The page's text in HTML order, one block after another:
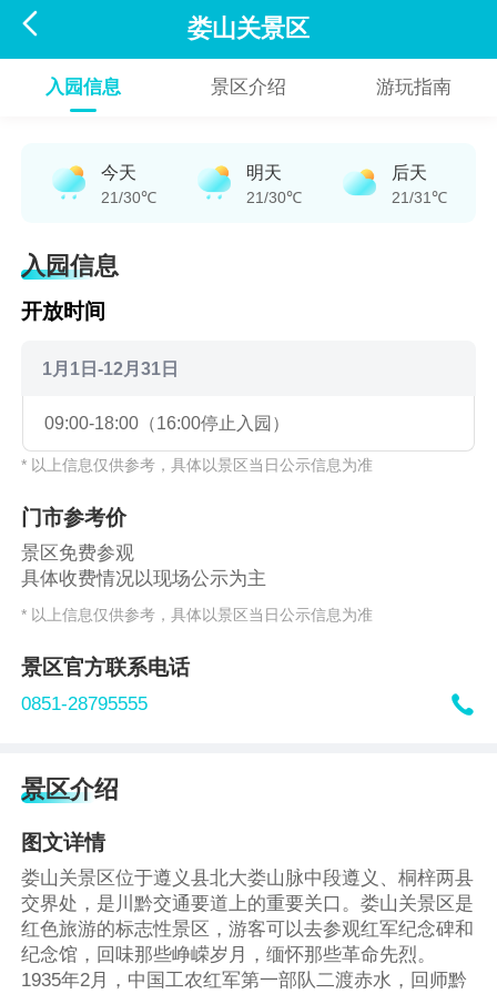
 娄山关景区
入园信息 景区介绍 游玩指南
今天
21/30℃
明天
21/30℃
后天
21/31℃
入园信息
开放时间
1月1日-12月31日
09:00-18:00（16:00停止入园）
* 以上信息仅供参考，具体以景区当日公示信息为准
门市参考价
景区免费参观
具体收费情况以现场公示为主
* 以上信息仅供参考，具体以景区当日公示信息为准
景区官方联系电话
0851-28795555 
景区介绍
图文详情
娄山关景区位于遵义县北大娄山脉中段遵义、桐梓两县
交界处，是川黔交通要道上的重要关口。娄山关景区是
红色旅游的标志性景区，游客可以去参观红军纪念碑和
纪念馆，回味那些峥嵘岁月，缅怀那些革命先烈。
1935年2月，中国工农红军第一部队二渡赤水，回师黔